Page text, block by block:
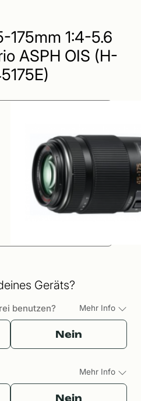
175mm 1:4-5.6
ASPH OIS (H-
Geräts?
benutzen? Mehr Info
Nein
Mehr Info
Nein